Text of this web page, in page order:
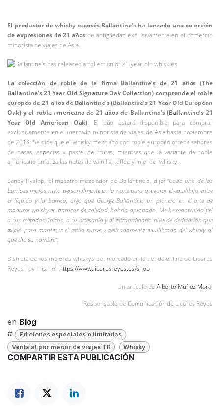
El productor de whisky escocés Ballantine’s ha lanzado una colección
de expresiones de 21 años de antigüedad exclusivamente en el comercio
minorista de viajes de Asia.
La colección de roble de la firma Ballantine’s de 21 años (The
Ballantine’s 21 Year Old Signature Oak Collection) comprende el roble
europeo de 21 años de Ballantine’s (Ballantine’s 21 Year Old European
Oak) y el roble americano de 21 años de Ballantine’s (Ballantine’s 21
Year Old American Oak). El dúo estará disponible para comprar
exclusivamente en el mercado minorista de viajes de Asia hasta noviembre
de 2018. Se dice que el whisky mezclado con roble europeo ofrece sabores
de pasas, especias y pastel de frutas, mientras que la variante de roble
americano enfatiza las notas de vainilla, toffee y miel del whisky.
Sandy Hyslop, el maestro mezclador de Ballantine’s, dijo: “Cada una de las
barricas me las meto personalmente en la nariz para asegurar el equilibrio entre
el líquido y la barrica, algo que George Ballantine, un pionero en el arte de
madurar whisky en barricas de calidad, habría aprobado. Me he mantenido fiel
a sus métodos únicos, a su artesanía y al extraordinario nivel de dedicación que
exigió para mantener el estilo suave y delicadamente equilibrado del whisky al
que dio su nombre”.
Disfruta de los mejores whiskys del mercado en la tienda online de Licores
Reyes hoy mismo: https://www.licoresreyes.es/shop
Un artículo de Alberto Muñoz Moral
Responsable de Comunicación de Licores Reyes
en Blog
#
Ediciones especiales o limitadas
Venta al por menor de viajes TR
Whisky
COMPARTIR ESTA PUBLICACIÓN